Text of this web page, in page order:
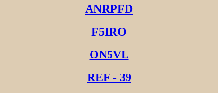
ANRPFD
F5IRO
ON5VL
REF - 39